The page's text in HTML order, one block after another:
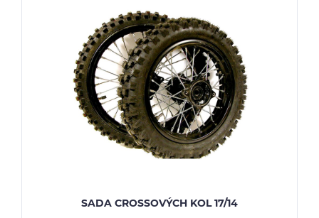
SADA CROSSOVÝCH KOL 17/14